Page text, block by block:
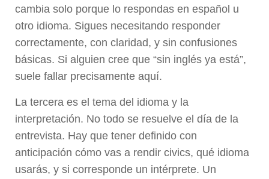
cambia solo porque lo respondas en español u
otro idioma. Sigues necesitando responder
correctamente, con claridad, y sin confusiones
básicas. Si alguien cree que “sin inglés ya está”,
suele fallar precisamente aquí.
La tercera es el tema del idioma y la
interpretación. No todo se resuelve el día de la
entrevista. Hay que tener definido con
anticipación cómo vas a rendir civics, qué idioma
usarás, y si corresponde un intérprete. Un